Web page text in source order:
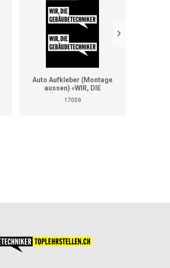
Auto Aufkleber (Montage
aussen) «WIR, DIE
GEBÄUDETECHNIKER»
(Format A2)
17059